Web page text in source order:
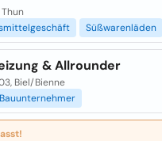
Süßwarenläden
& Allrounder
Biel/Bienne
Bauunternehmer